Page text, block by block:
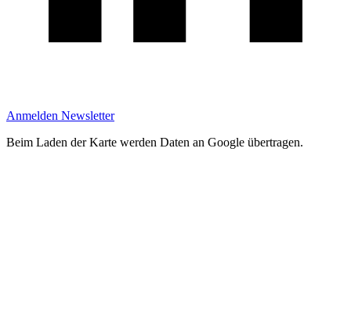
Anmelden Newsletter
Beim Laden der Karte werden Daten an Google übertragen.